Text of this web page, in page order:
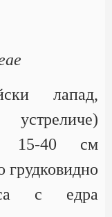
лапад,
15-40 см
грудковидно
с едра